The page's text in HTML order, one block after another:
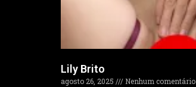
Lily Brito
agosto 26, 2025
Nenhum comentário